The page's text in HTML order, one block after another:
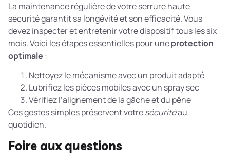
La maintenance régulière de votre serrure haute
sécurité garantit sa longévité et son efficacité. Vous
devez inspecter et entretenir votre dispositif tous les six
mois. Voici les étapes essentielles pour uneprotection
optimale :
Nettoyez le mécanisme avec un produit adapté
Lubrifiez les pièces mobiles avec un spray sec
Vérifiez l’alignement de la gâche et du pêne
Ces gestes simples préservent votresécuritéau
quotidien.
Foire aux questions